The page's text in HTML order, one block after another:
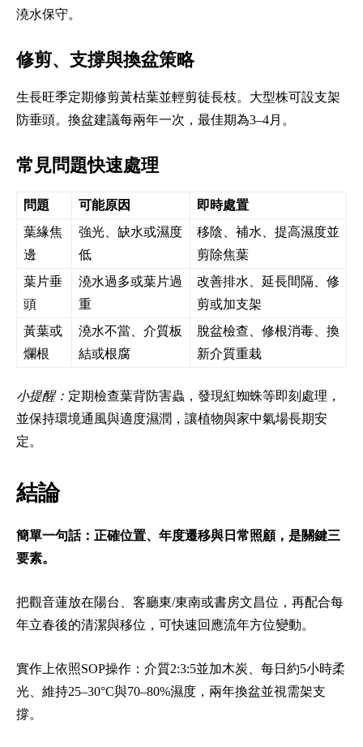
澆水保守。
修剪、支撐與換盆策略
生長旺季定期修剪黃枯葉並輕剪徒長枝。大型株可設支架
防垂頭。換盆建議每兩年一次，最佳期為3–4月。
常見問題快速處理
問題 可能原因
即時處置
葉緣焦
邊
強光、缺水或濕度
低
移陰、補水、提高濕度並
剪除焦葉
葉片垂
頭
澆水過多或葉片過
重
改善排水、延長間隔、修
剪或加支架
黃葉或
爛根
澆水不當、介質板
結或根腐
脫盆檢查、修根消毒、換
新介質重栽
小提醒： 定期檢查葉背防害蟲，發現紅蜘蛛等即刻處理，
並保持環境通風與適度濕潤，讓植物與家中氣場長期安
定。
結論
簡單一句話：正確位置、年度遷移與日常照顧，是關鍵三
要素。
把觀音蓮放在陽台、客廳東/東南或書房文昌位，再配合每
年立春後的清潔與移位，可快速回應流年方位變動。
實作上依照SOP操作：介質2:3:5並加木炭、每日約5小時柔
光、維持25–30°C與70–80%濕度，兩年換盆並視需架支
撐。